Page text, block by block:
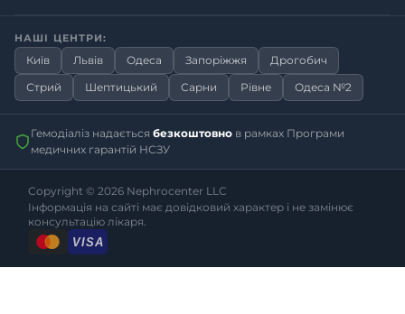
НАШІ ЦЕНТРИ:
Київ Львів Одеса Запоріжжя
Дрогобич
Стрий
Шептицький Сарни Рівне Одеса №2
Гемодіаліз надається безкоштовно в рамках Програми
медичних гарантій НСЗУ
Copyright © 2026 Nephrocenter LLC
Інформація на сайті має довідковий характер і не замінює
консультацію лікаря.
VISA